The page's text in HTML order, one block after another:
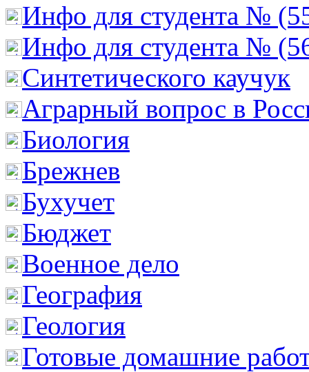
Инфо для студента №
Инфо для студента №
Cинтетического каучук
Аграрный вопрос в
Биология
Брежнев
Бухучет
Бюджет
Военное дело
География
Геология
Готовые домашние